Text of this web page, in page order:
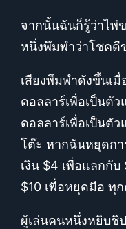
จากนั้นฉันก็รู้ว่าไพ่
หนึ่งพึมพำว่าโชคดี
เสียงพึมพำดังขึ้นเมื่
ดอลลาร์เพื่อเป็นตั
ดอลลาร์เพื่อเป็นตั
โต๊ะ หากฉันหยุดกา
เงิน $4 เพื่อแลกกั
$10 เพื่อหยุดมือ ทุ
ผู้เล่นคนหนึ่งหยิบชิ